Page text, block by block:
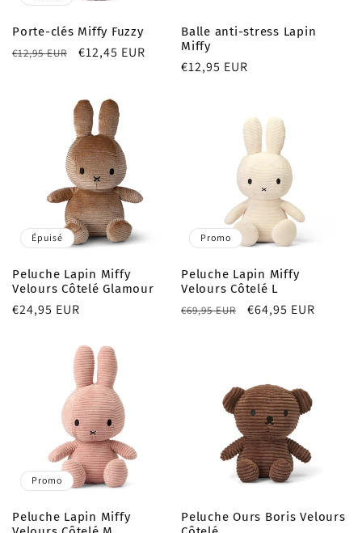
Porte-clés Miffy Fuzzy
Prix
€12,95 EUR
Prix
€12,45 EUR
Balle anti-stress Lapin
Miffy
Prix
€12,95 EUR
Épuisé
Peluche Lapin Miffy
Velours Côtelé Glamour
Prix
€24,95 EUR
Promo
Peluche Lapin Miffy
Velours Côtelé L
Prix
€69,95 EUR
Prix
€64,95 EUR
Promo
Peluche Lapin Miffy
Peluche Ours Boris Velours